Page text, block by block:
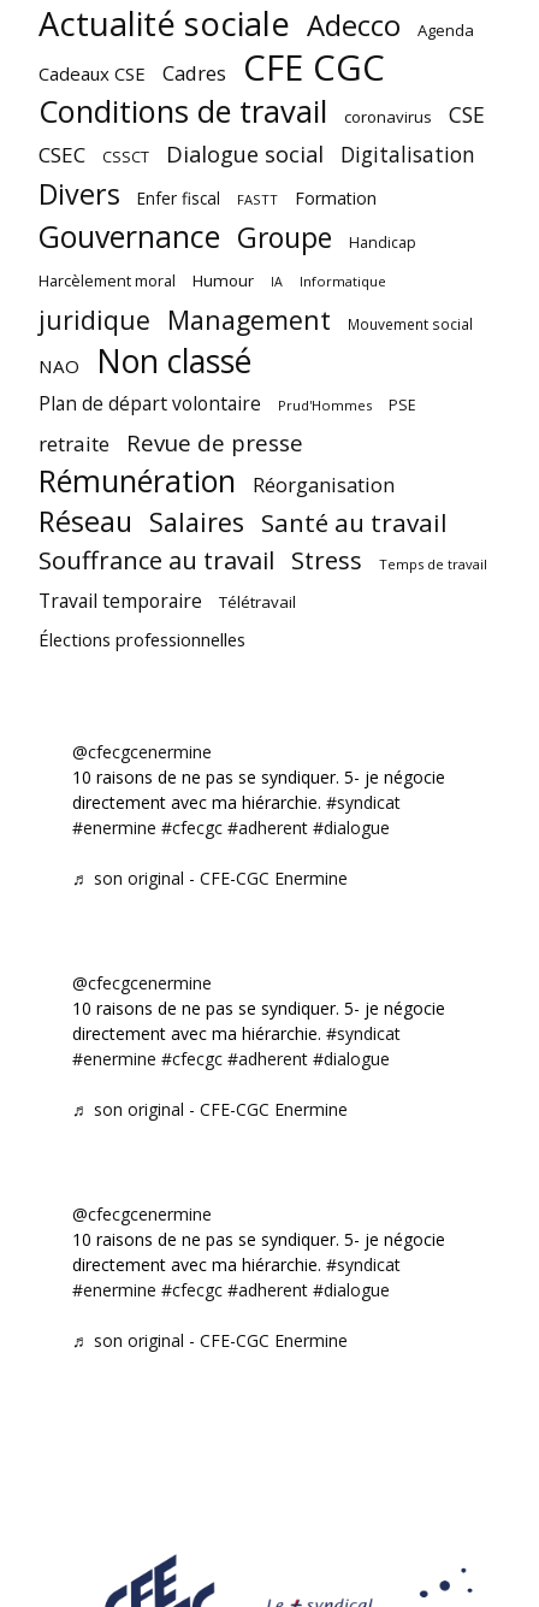
Actualité sociale Adecco Agenda
Cadeaux CSE Cadres CFE CGC
Conditions de travail coronavirus CSE
CSEC CSSCT Dialogue social Digitalisation
Divers Enfer fiscal FASTT Formation
Gouvernance Groupe Handicap
Harcèlement moral Humour IA Informatique
juridique Management Mouvement social
NAO Non classé
Plan de départ volontaire Prud'Hommes PSE
retraite Revue de presse
Rémunération Réorganisation
Réseau Salaires Santé au travail
Souffrance au travail Stress Temps de travail
Travail temporaire Télétravail
Élections professionnelles
@cfecgcenermine
10 raisons de ne pas se syndiquer. 5- je négocie
directement avec ma hiérarchie. #syndicat
#enermine #cfecgc #adherent #dialogue
♬ son original - CFE-CGC Enermine
@cfecgcenermine
10 raisons de ne pas se syndiquer. 5- je négocie
directement avec ma hiérarchie. #syndicat
#enermine #cfecgc #adherent #dialogue
♬ son original - CFE-CGC Enermine
@cfecgcenermine
10 raisons de ne pas se syndiquer. 5- je négocie
directement avec ma hiérarchie. #syndicat
#enermine #cfecgc #adherent #dialogue
♬ son original - CFE-CGC Enermine